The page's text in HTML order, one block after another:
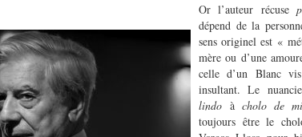
Or l’auteur récuse
dépend de la
sens originel est «
mère ou d’une
celle d’un Blanc
insultant. Le
lindo à cholo de
toujours être le